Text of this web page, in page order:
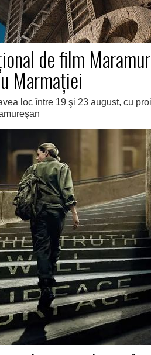
de film
Marmaţiei
loc între 19 şi 23 august, cu